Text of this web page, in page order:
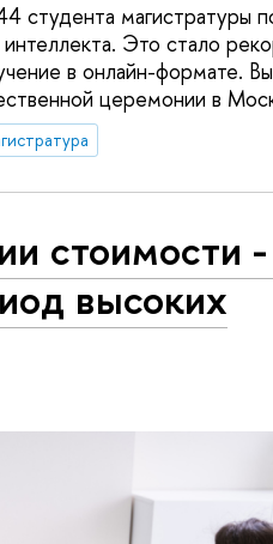
магистратуры
Это стало
в онлайн-формате.
церемонии в
стоимости -
высоких